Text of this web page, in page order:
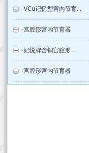
·VCu记忆型宫内节育...
·宫腔形宫内节育器
·妃悦牌含铜宫腔形...
·宫腔形宫内节育器